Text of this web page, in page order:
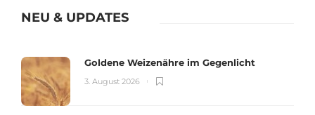
NEU & UPDATES
Goldene Weizenähre im Gegenlicht
3. August 2026